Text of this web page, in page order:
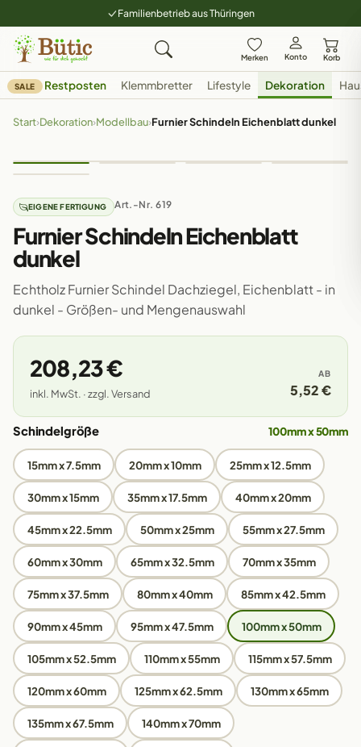
Familienbetrieb aus Thüringen
Merken Konto Korb
SALE Restposten Klemmbretter Lifestyle Dekoration
Start›Dekoration›Modellbau›Furnier Schindeln Eichenblatt dunkel
EIGENE FERTIGUNG Art.-Nr. 619
Furnier Schindeln Eichenblatt
dunkel
Echtholz Furnier Schindel Dachziegel, Eichenblatt - in
dunkel - Größen- und Mengenauswahl
208,23 €
inkl. MwSt. · zzgl. Versand
AB
5,52 €
Schindelgröße 100mm x 50mm
15mm x 7.5mm 20mm x 10mm 25mm x 12.5mm
30mm x 15mm 35mm x 17.5mm 40mm x 20mm
45mm x 22.5mm 50mm x 25mm 55mm x 27.5mm
60mm x 30mm 65mm x 32.5mm 70mm x 35mm
75mm x 37.5mm 80mm x 40mm 85mm x 42.5mm
90mm x 45mm 95mm x 47.5mm 100mm x 50mm
105mm x 52.5mm 110mm x 55mm 115mm x 57.5mm
120mm x 60mm 125mm x 62.5mm 130mm x 65mm
135mm x 67.5mm 140mm x 70mm